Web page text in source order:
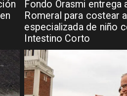
Fondo Orasmi entrega
Romeral para costear
especializada de niño
Intestino Corto